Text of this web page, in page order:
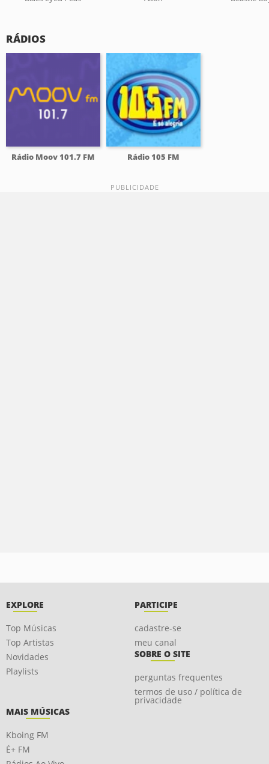
RÁDIOS
Rádio Moov 101.7 FM Rádio 105 FM
EXPLORE
Top Músicas
Top Artistas
Novidades
Playlists
PARTICIPE
cadastre-se
meu canal
SOBRE O SITE
perguntas frequentes
termos de uso / política de
privacidade
MAIS MÚSICAS
Kboing FM
É+ FM